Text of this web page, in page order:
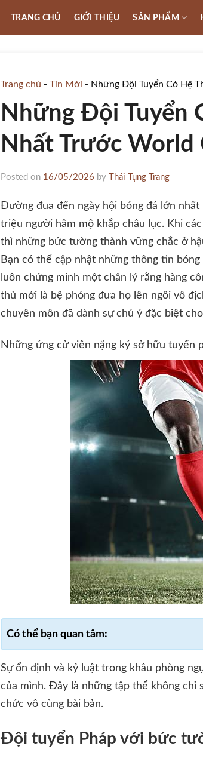
TRANG CHỦ GIỚI THIỆU SẢN PHẨM
Trang chủ - Tin Mới - Những Đội Tuyển Có Hệ
Những Đội Tuyển
Nhất Trước World
Posted on 16/05/2026 by Thái Tụng Trang
Đường đua đến ngày hội bóng đá lớn
triệu người hâm mộ khắp châu lục. Khi
thì những bức tường thành vững chắc ở
Bạn có thể cập nhật những thông tin
luôn chứng minh một chân lý rằng hàng
thủ mới là bệ phóng đưa họ lên ngôi vô
chuyên môn đã dành sự chú ý đặc biệt
Những ứng cử viên nặng ký sở hữu tuyến
Sự ổn định và kỷ luật trong khâu phòng
của mình. Đây là những tập thể không chỉ
chức vô cùng bài bản.
Đội tuyển Pháp với bức